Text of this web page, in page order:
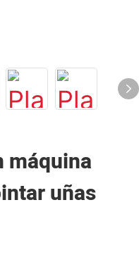
máquina
uñas